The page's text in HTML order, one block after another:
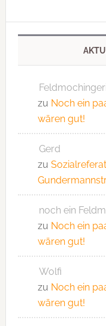
zu Noch ein
wären gut!
Gerd
zu
noch ein
zu Noch ein
wären gut!
Wolfi
zu Noch ein
wären gut!